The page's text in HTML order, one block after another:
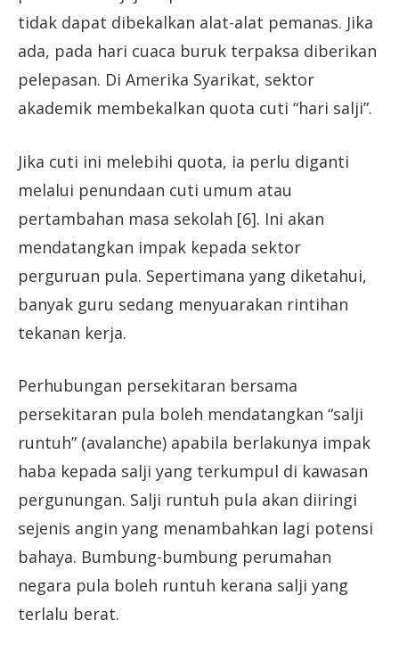
tidak dapat dibekalkan alat-alat pemanas. Jika
ada, pada hari cuaca buruk terpaksa diberikan
pelepasan. Di Amerika Syarikat, sektor
akademik membekalkan quota cuti “hari salji”.
Jika cuti ini melebihi quota, ia perlu diganti
melalui penundaan cuti umum atau
pertambahan masa sekolah [6]. Ini akan
mendatangkan impak kepada sektor
perguruan pula. Sepertimana yang diketahui,
banyak guru sedang menyuarakan rintihan
tekanan kerja.
Perhubungan persekitaran bersama
persekitaran pula boleh mendatangkan “salji
runtuh” (avalanche) apabila berlakunya impak
haba kepada salji yang terkumpul di kawasan
pergunungan. Salji runtuh pula akan diiringi
sejenis angin yang menambahkan lagi potensi
bahaya. Bumbung-bumbung perumahan
negara pula boleh runtuh kerana salji yang
terlalu berat.